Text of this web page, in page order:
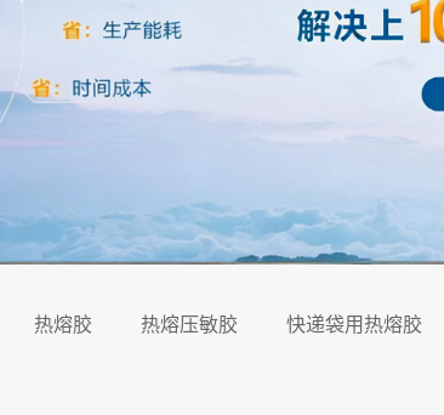
热熔胶 热熔压敏胶 快递袋用热熔胶